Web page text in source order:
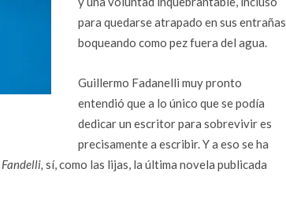
para quedarse atrapado en sus entrañas
boqueando como pez fuera del agua.
Guillermo Fadanelli muy pronto
entendió que a lo único que se podía
dedicar un escritor para sobrevivir es
precisamente a escribir. Y a eso se ha
Fandelli, sí, como las lijas, la última novela publicada